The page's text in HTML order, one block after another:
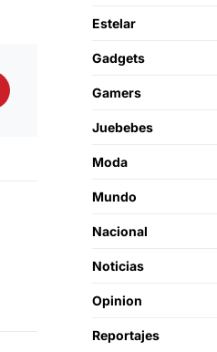
Estelar
Gadgets
Gamers
Juebebes
Moda
Mundo
Nacional
Noticias
Opinion
Reportajes